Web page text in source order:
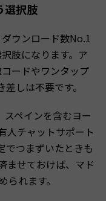
選択肢
ウンロード数No.1
肢になります。ア
ードやワンタップ
しは不要です。
ペインを含むヨー
人チャットサポート
でつまずいたときも
ませておけば、マド
れます。